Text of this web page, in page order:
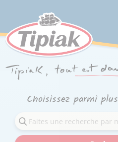
Choisissez parmi